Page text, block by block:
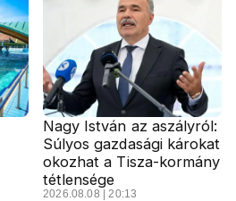
Nagy István az aszályról:
Súlyos gazdasági károkat
okozhat a Tisza-kormány
tétlensége
2026.08.08 | 20:13